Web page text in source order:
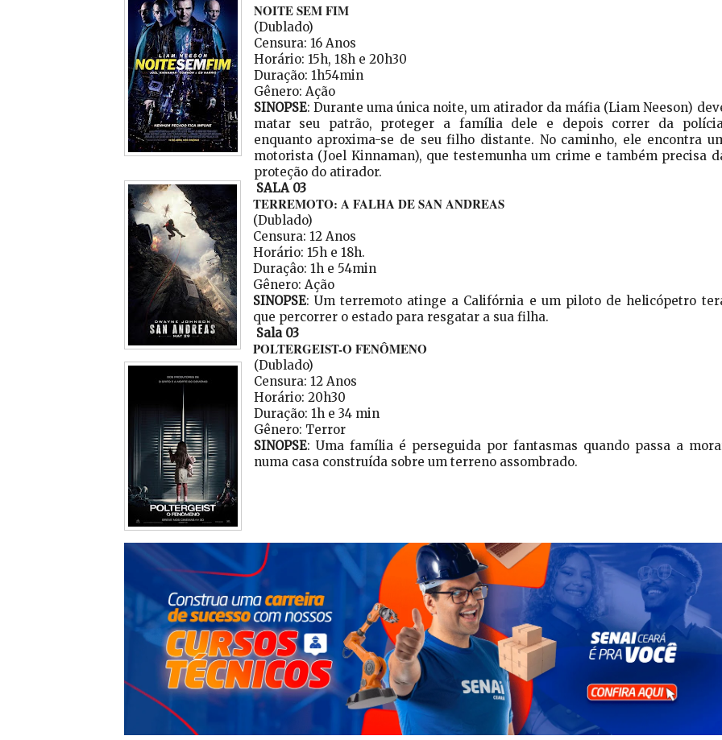
NOITE SEM FIM
(Dublado)
Censura: 16 Anos
Horário: 15h, 18h e 20h30
Duração: 1h54min
Gênero: Ação
SINOPSE: Durante uma única noite, um atirador da máfia (Liam Neeson)
matar seu patrão, proteger a família dele e depois correr da
enquanto aproxima-se de seu filho distante. No caminho, ele encontra
motorista (Joel Kinnaman), que testemunha um crime e também precisa
proteção do atirador.
SALA 03
TERREMOTO: A FALHA DE SAN ANDREAS
(Dublado)
Censura: 12 Anos
Horário: 15h e 18h.
Duraçâo: 1h e 54min
Gênero: Ação
SINOPSE: Um terremoto atinge a Califórnia e um piloto de helicópetro
que percorrer o estado para resgatar a sua filha.
Sala 03
POLTERGEIST-O FENÔMENO
(Dublado)
Censura: 12 Anos
Horário: 20h30
Duração: 1h e 34 min
Gênero: Terror
SINOPSE: Uma família é perseguida por fantasmas quando passa a
numa casa construída sobre um terreno assombrado.